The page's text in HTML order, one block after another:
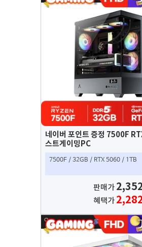
네이버 포인트 증정 7500F
스트게이밍PC
7500F / 32GB / RTX 5060 / 1TB
판매가
혜택가